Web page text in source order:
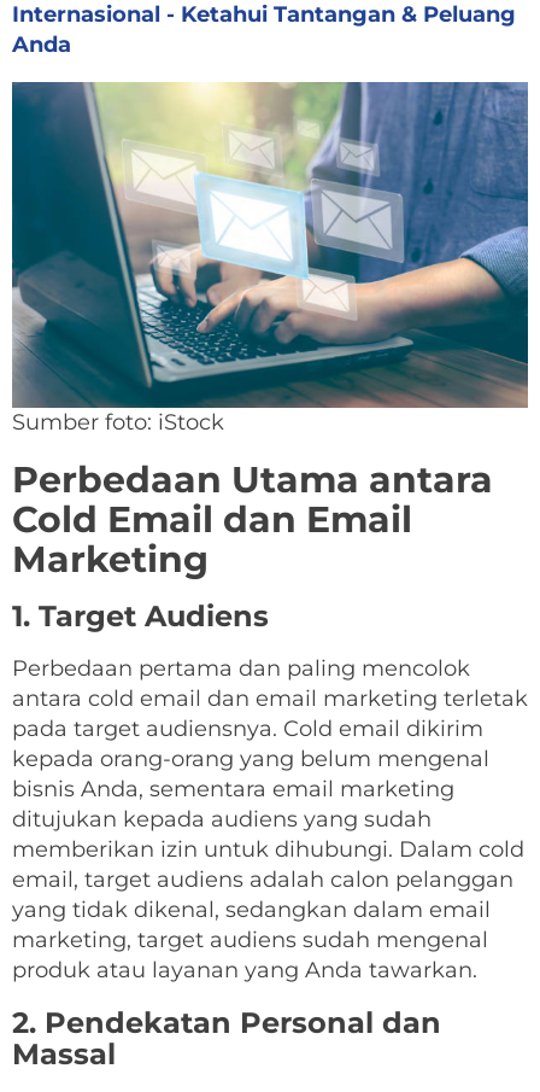
Internasional - Ketahui Tantangan & Peluang
Anda
Sumber foto: iStock
Perbedaan Utama antara
Cold Email dan Email
Marketing
1. Target Audiens
Perbedaan pertama dan paling mencolok
antara cold email dan email marketing terletak
pada target audiensnya. Cold email dikirim
kepada orang-orang yang belum mengenal
bisnis Anda, sementara email marketing
ditujukan kepada audiens yang sudah
memberikan izin untuk dihubungi. Dalam cold
email, target audiens adalah calon pelanggan
yang tidak dikenal, sedangkan dalam email
marketing, target audiens sudah mengenal
produk atau layanan yang Anda tawarkan.
2. Pendekatan Personal dan
Massal